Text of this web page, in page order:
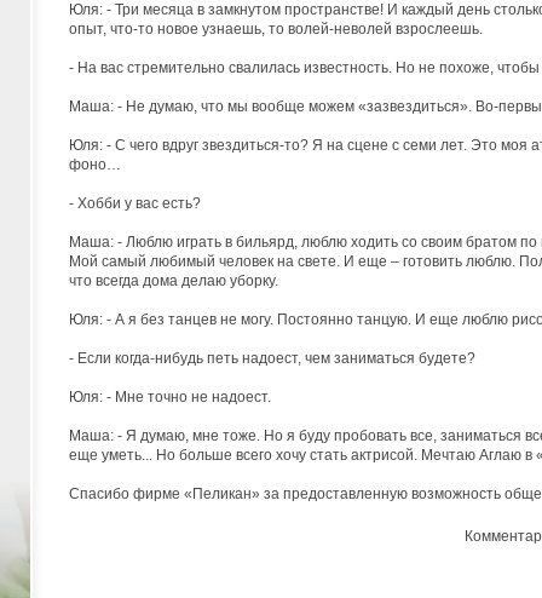
Юля: - Три месяца в замкнутом пространстве! И каждый день
опыт, что-то новое узнаешь, то волей-неволей взрослеешь.
- На вас стремительно свалилась известность. Но не похоже,
Маша: - Не думаю, что мы вообще можем «зазвездиться». Во-
Юля: - С чего вдруг звездиться-то? Я на сцене с семи лет. Это
фоно…
- Хобби у вас есть?
Маша: - Люблю играть в бильярд, люблю ходить со своим братом
Мой самый любимый человек на свете. И еще – готовить люблю.
что всегда дома делаю уборку.
Юля: - А я без танцев не могу. Постоянно танцую. И еще люблю
- Если когда-нибудь петь надоест, чем заниматься будете?
Юля: - Мне точно не надоест.
Маша: - Я думаю, мне тоже. Но я буду пробовать все, заниматься
еще уметь... Но больше всего хочу стать актрисой. Мечтаю Аглаю в
Спасибо фирме «Пеликан» за предоставленную возможность